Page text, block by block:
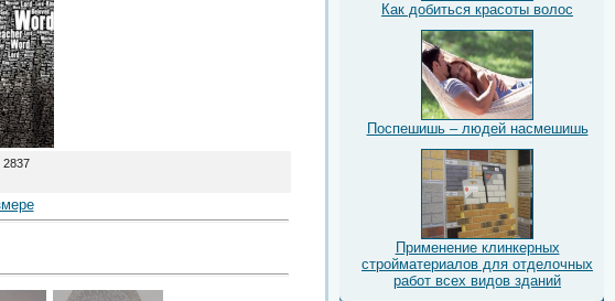
2837
Как добиться красоты волос
Поспешишь – людей насмешишь
Применение клинкерных
стройматериалов для отделочных
работ всех видов зданий